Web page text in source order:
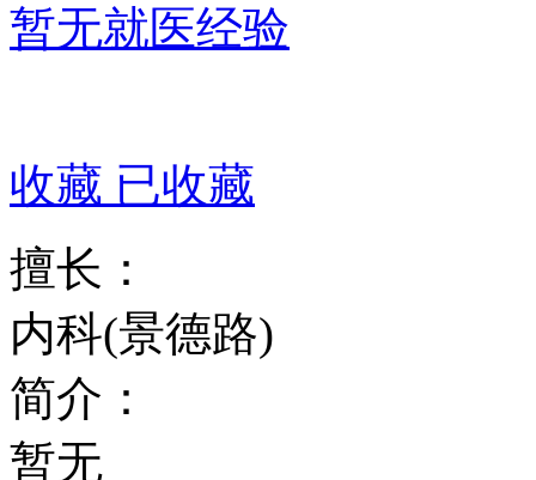
暂无就医经验
收藏 已收藏
擅长：
内科(景德路)
简介：
暂无